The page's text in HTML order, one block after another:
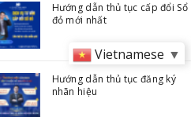
Hướng dẫn thủ tục cấp đổi Sổ
đỏ mới nhất
Hướng dẫn thủ tục đăng ký
nhãn hiệu
Vietnamese ▼